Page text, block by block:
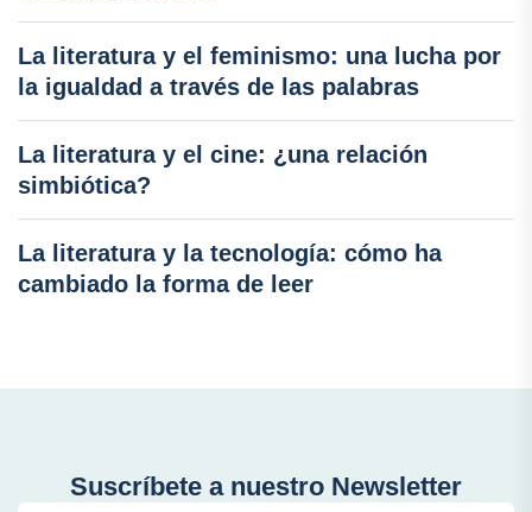
La literatura y el feminismo: una lucha por
la igualdad a través de las palabras
La literatura y el cine: ¿una relación
simbiótica?
La literatura y la tecnología: cómo ha
cambiado la forma de leer
Suscríbete a nuestro Newsletter